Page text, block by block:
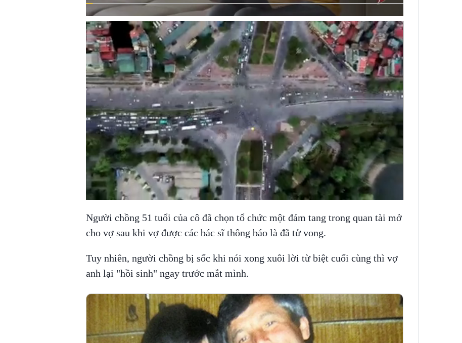
Người chồng 51 tuổi của cô đã chọn tổ chức một đám tang trong quan tài mở
cho vợ sau khi vợ được các bác sĩ thông báo là đã tử vong.
Tuy nhiên, người chồng bị sốc khi nói xong xuôi lời từ biệt cuối cùng thì vợ
anh lại "hồi sinh" ngay trước mắt mình.